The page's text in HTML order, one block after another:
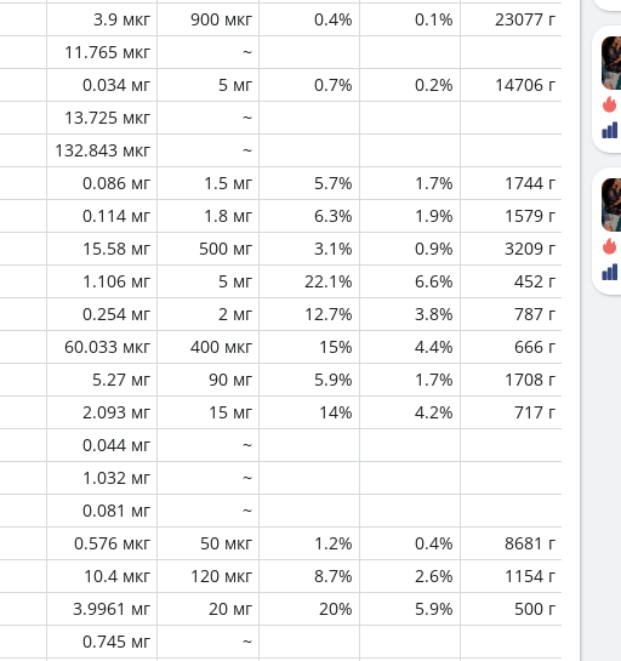
3.9 мкг 900 мкг 0.4% 0.1%
23077 г
11.765 мкг
~
0.034 мг 5 мг 0.7% 0.2%
14706 г
13.725 мкг
~
132.843 мкг
~
0.086 мг 1.5 мг 5.7% 1.7%
1744 г
0.114 мг 1.8 мг 6.3% 1.9%
1579 г
15.58 мг 500 мг 3.1% 0.9%
3209 г
1.106 мг 5 мг 22.1% 6.6%
452 г
0.254 мг 2 мг 12.7% 3.8%
787 г
60.033 мкг 400 мкг 15% 4.4%
666 г
5.27 мг 90 мг 5.9% 1.7%
1708 г
2.093 мг 15 мг 14% 4.2%
717 г
0.044 мг
~
1.032 мг
~
0.081 мг
~
0.576 мкг 50 мкг 1.2% 0.4%
8681 г
10.4 мкг 120 мкг 8.7% 2.6%
1154 г
3.9961 мг 20 мг 20% 5.9%
500 г
0.745 мг
~